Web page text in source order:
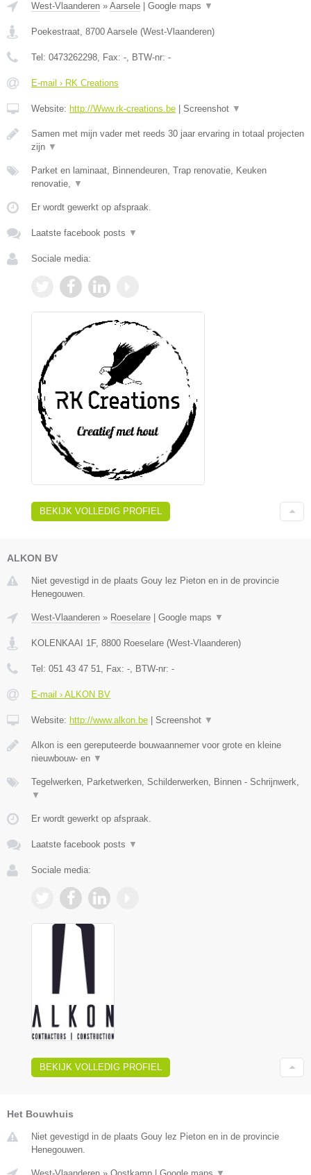
West-Vlaanderen » Aarsele Google maps ▼
Poekestraat, 8700 Aarsele (West-Vlaanderen)
Tel: 0473262298, Fax: -, BTW-nr: -
E-mail › RK Creations
Website: http://Www.rk-creations.be Screenshot ▼
Samen met mijn vader met reeds 30 jaar ervaring in totaal projecten
zijn ▼
Parket en laminaat, Binnendeuren, Trap renovatie, Keuken
renovatie, ▼
Er wordt gewerkt op afspraak.
Laatste facebook posts ▼
Sociale media:
BEKIJK VOLLEDIG PROFIEL
ALKON BV
Niet gevestigd in de plaats Gouy lez Pieton en in de provincie
Henegouwen.
West-Vlaanderen » Roeselare Google maps ▼
KOLENKAAI 1F, 8800 Roeselare (West-Vlaanderen)
Tel: 051 43 47 51, Fax: -, BTW-nr: -
E-mail › ALKON BV
Website: http://www.alkon.be Screenshot ▼
Alkon is een gereputeerde bouwaannemer voor grote en kleine
nieuwbouw- en ▼
Tegelwerken, Parketwerken, Schilderwerken, Binnen - Schrijnwerk,
▼
Er wordt gewerkt op afspraak.
Laatste facebook posts ▼
Sociale media:
BEKIJK VOLLEDIG PROFIEL
Het Bouwhuis
Niet gevestigd in de plaats Gouy lez Pieton en in de provincie
Henegouwen.